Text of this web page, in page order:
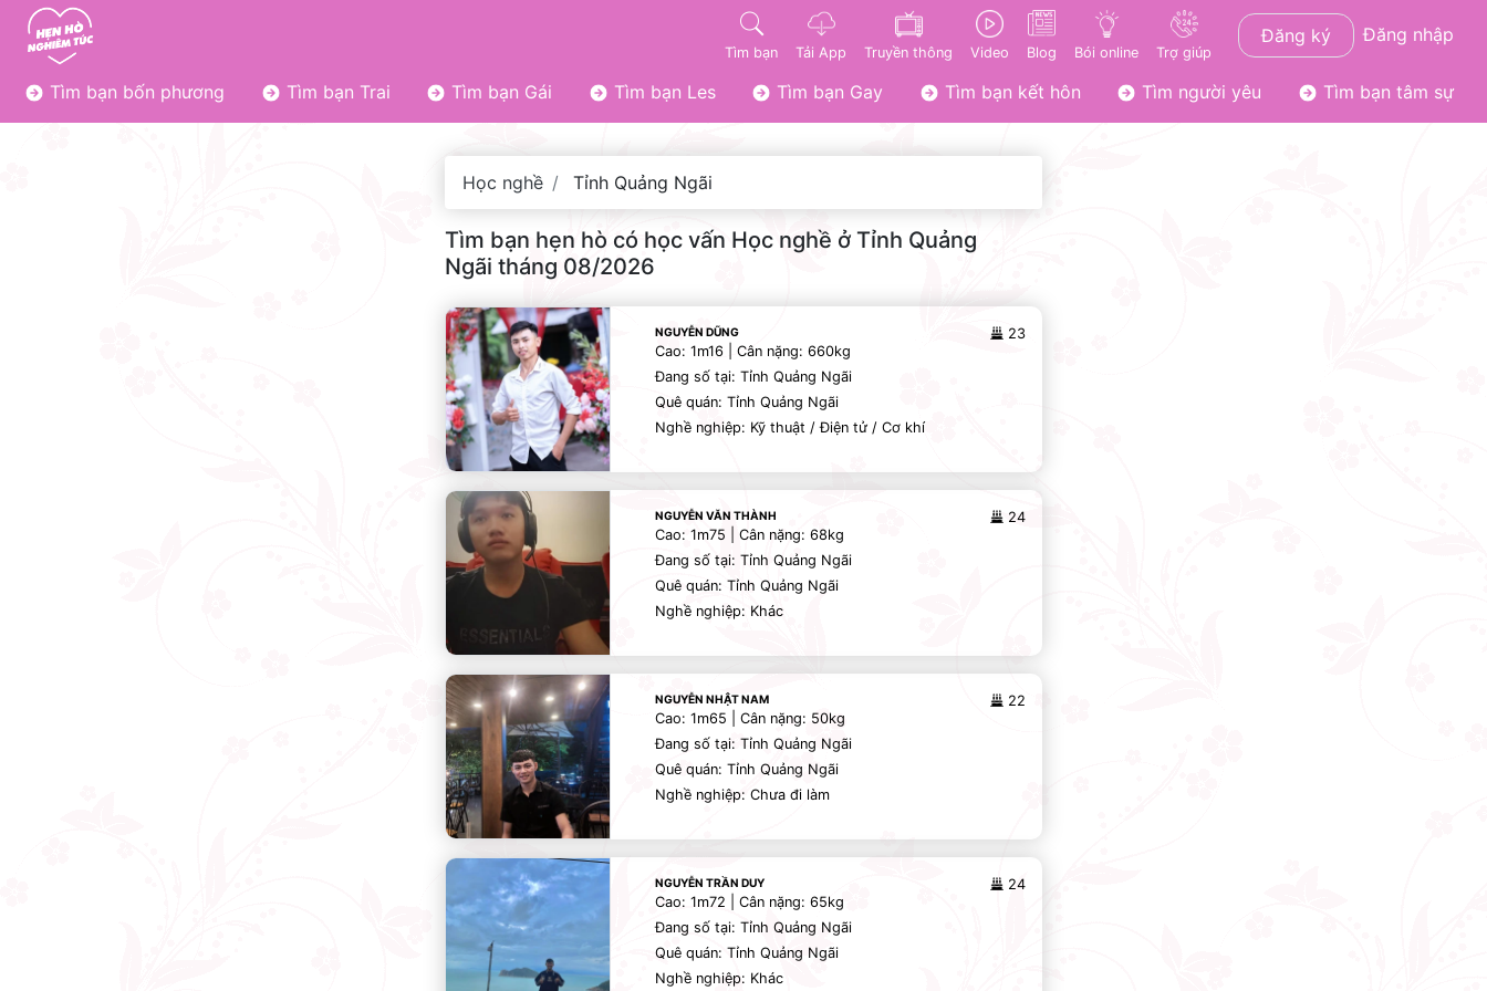
Tìm bạn Tải App Truyền thông Video Blog Bói online Trợ giúp
Đăng ký Đăng nhập
Tìm bạn bốn phương Tìm bạn Trai Tìm bạn Gái Tìm bạn Les Tìm bạn Gay Tìm bạn kết hôn Tìm người yêu Tìm bạn tâm sự
Học nghề Tỉnh Quảng Ngãi
Tìm bạn hẹn hò có học vấn Học nghề ở Tỉnh Quảng
Ngãi tháng 08/2026
NGUYỄN DŨNG
23
Cao: 1m16 | Cân nặng: 660kg
Đang số tại: Tỉnh Quảng Ngãi
Quê quán: Tỉnh Quảng Ngãi
Nghề nghiệp: Kỹ thuật / Điện tử / Cơ khí
NGUYỄN VĂN THÀNH
24
Cao: 1m75 | Cân nặng: 68kg
Đang số tại: Tỉnh Quảng Ngãi
Quê quán: Tỉnh Quảng Ngãi
Nghề nghiệp: Khác
NGUYỄN NHẬT NAM
22
Cao: 1m65 | Cân nặng: 50kg
Đang số tại: Tỉnh Quảng Ngãi
Quê quán: Tỉnh Quảng Ngãi
Nghề nghiệp: Chưa đi làm
NGUYỄN TRẦN DUY
24
Cao: 1m72 | Cân nặng: 65kg
Đang số tại: Tỉnh Quảng Ngãi
Quê quán: Tỉnh Quảng Ngãi
Nghề nghiệp: Khác